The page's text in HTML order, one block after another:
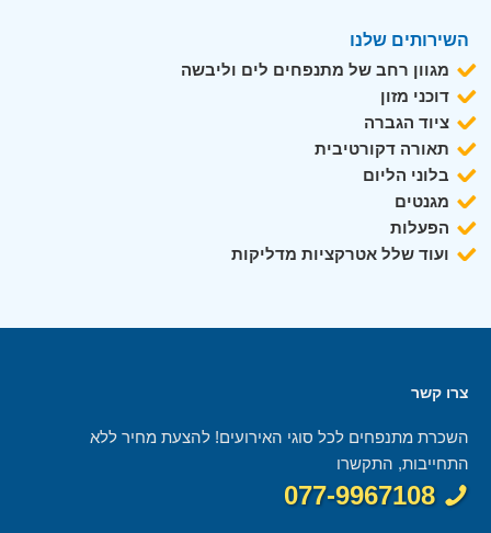
השירותים שלנו
מגוון רחב של מתנפחים לים וליבשה
דוכני מזון
ציוד הגברה
תאורה דקורטיבית
בלוני הליום
מגנטים
הפעלות
ועוד שלל אטרקציות מדליקות
צרו קשר
השכרת מתנפחים לכל סוגי האירועים! להצעת מחיר ללא
התחייבות, התקשרו
077-9967108